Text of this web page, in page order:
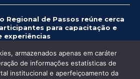
Regional de Passos reúne cerca
para capacitação e
experiências
315
armazenados apenas em caráter
de informações estatísticas de
institucional e aperfeiçoamento da